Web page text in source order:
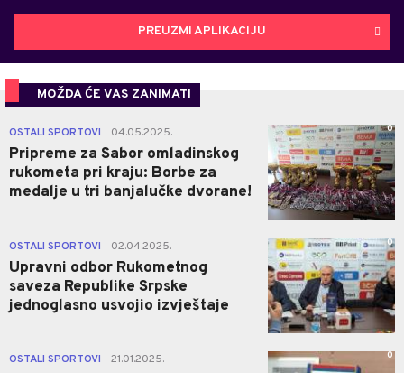
PREUZMI APLIKACIJU
MOŽDA ĆE VAS ZANIMATI
OSTALI SPORTOVI 04.05.2025.
Pripreme za Sabor omladinskog
rukometa pri kraju: Borbe za
medalje u tri banjalučke dvorane!
0
OSTALI SPORTOVI 02.04.2025.
Upravni odbor Rukometnog
saveza Republike Srpske
jednoglasno usvojio izvještaje
0
OSTALI SPORTOVI 21.01.2025. 0